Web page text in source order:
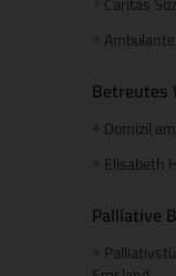
+
+
Betreutes
Domizil
Elisabeth
Palliative
+